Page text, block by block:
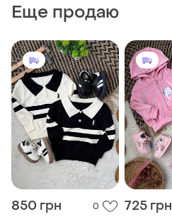
Еще продаю
850 грн 0 725 грн